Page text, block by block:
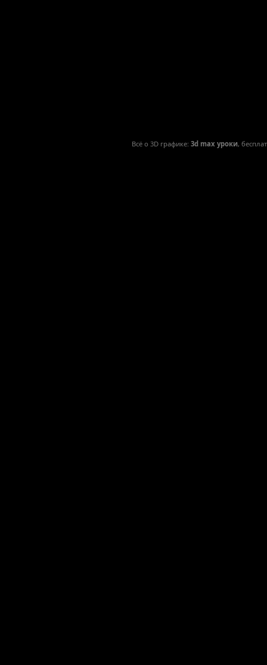
Всё о 3D графике: 3d max уроки,